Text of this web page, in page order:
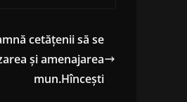
cetățenii să se
și amenajarea
mun.Hîncești